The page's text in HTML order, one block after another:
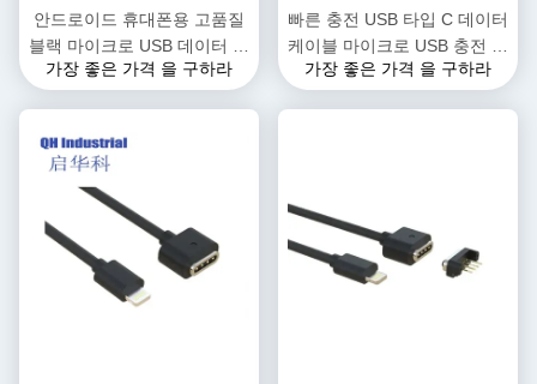
안드로이드 휴대폰용 고품질
블랙 마이크로 USB 데이터 케
이블, 빠른 충전 PVC 자켓, 카
가장 좋은 가격 을 구하라
빠른 충전 USB 타입 C 데이터
케이블 마이크로 USB 충전 케
이블 휴대 전화 프린터 카메라
가장 좋은 가격 을 구하라